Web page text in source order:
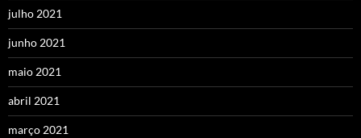
julho 2021
junho 2021
maio 2021
abril 2021
março 2021